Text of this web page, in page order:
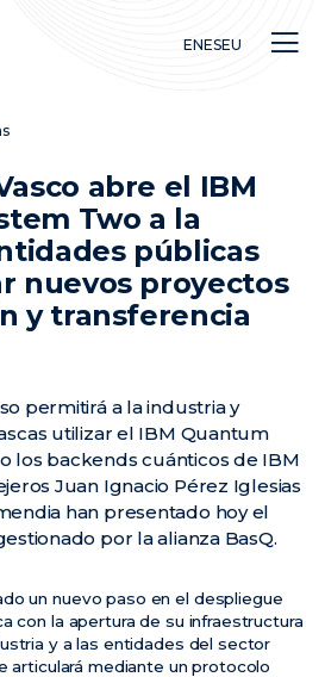
Investigación
Educación
Innovación
Eventos
Vídeos
ENESEU
abre el IBM
Two a la
públicas
nuevos proyectos
y transferencia
permitirá a la industria y
utilizar el IBM Quantum
los backends cuánticos de IBM
Juan Ignacio Pérez Iglesias
han presentado hoy el
por la alianza BasQ.
un nuevo paso en el despliegue
con la apertura de su infraestructura
y a las entidades del sector
articulará mediante un protocolo